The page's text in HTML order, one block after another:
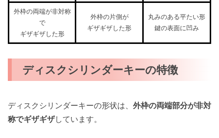
外枠の両端が非対称
で
ギザギザした形
外枠の片側が
ギザギザした形
丸みのある平たい形
鍵の表面に凹み
ディスクシリンダーキーの特徴
ディスクシリンダーキーの形状は、 外枠の両端部分が非対
称でギザギザしています。